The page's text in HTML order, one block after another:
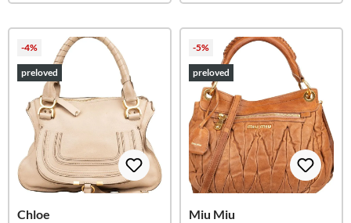
-4%
preloved
Chloe
-5%
preloved
Miu Miu